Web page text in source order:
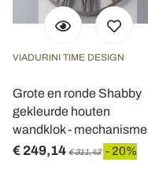
VIADURINI TIME DESIGN
Grote en ronde Shabby
gekleurde houten
wandklok - mechanisme
€ 249,14 € 311,43 - 20%